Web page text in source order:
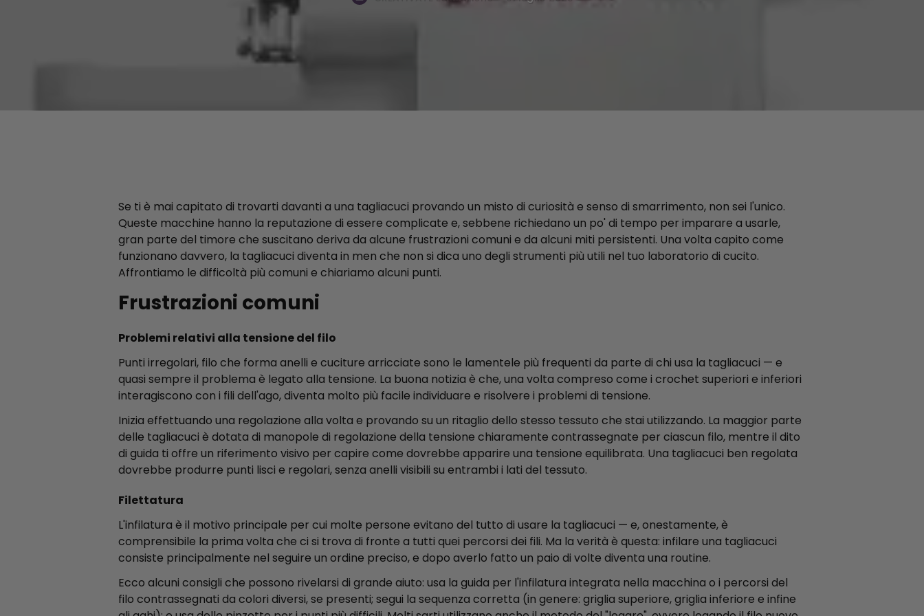
Se ti è mai capitato di trovarti davanti a una tagliacuci provando un misto di curiosità e senso di smarrimento, non sei l'unico.
Queste macchine hanno la reputazione di essere complicate e, sebbene richiedano un po' di tempo per imparare a usarle,
gran parte del timore che suscitano deriva da alcune frustrazioni comuni e da alcuni miti persistenti. Una volta capito come
funzionano davvero, la tagliacuci diventa in men che non si dica uno degli strumenti più utili nel tuo laboratorio di cucito.
Affrontiamo le difficoltà più comuni e chiariamo alcuni punti.
Frustrazioni comuni
Problemi relativi alla tensione del filo
Punti irregolari, filo che forma anelli e cuciture arricciate sono le lamentele più frequenti da parte di chi usa la tagliacuci — e
quasi sempre il problema è legato alla tensione. La buona notizia è che, una volta compreso come i crochet superiori e inferiori
interagiscono con i fili dell'ago, diventa molto più facile individuare e risolvere i problemi di tensione.
Inizia effettuando una regolazione alla volta e provando su un ritaglio dello stesso tessuto che stai utilizzando. La maggior parte
delle tagliacuci è dotata di manopole di regolazione della tensione chiaramente contrassegnate per ciascun filo, mentre il dito
di guida ti offre un riferimento visivo per capire come dovrebbe apparire una tensione equilibrata. Una tagliacuci ben regolata
dovrebbe produrre punti lisci e regolari, senza anelli visibili su entrambi i lati del tessuto.
Filettatura
L'infilatura è il motivo principale per cui molte persone evitano del tutto di usare la tagliacuci — e, onestamente, è
comprensibile la prima volta che ci si trova di fronte a tutti quei percorsi dei fili. Ma la verità è questa: infilare una tagliacuci
consiste principalmente nel seguire un ordine preciso, e dopo averlo fatto un paio di volte diventa una routine.
Ecco alcuni consigli che possono rivelarsi di grande aiuto: usa la guida per l'infilatura integrata nella macchina o i percorsi del
filo contrassegnati da colori diversi, se presenti; segui la sequenza corretta (in genere: griglia superiore, griglia inferiore e infine